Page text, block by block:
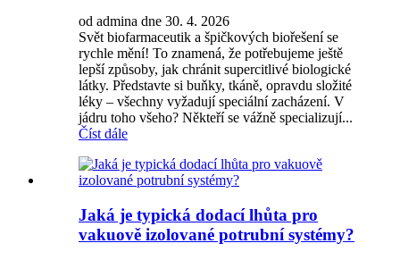
od admina dne 30. 4. 2026
Svět biofarmaceutik a špičkových biořešení se
rychle mění! To znamená, že potřebujeme ještě
lepší způsoby, jak chránit supercitlivé biologické
látky. Představte si buňky, tkáně, opravdu složité
léky – všechny vyžadují speciální zacházení. V
jádru toho všeho? Někteří se vážně specializují...
Číst dále
Jaká je typická dodací lhůta pro
vakuově izolované potrubní systémy?